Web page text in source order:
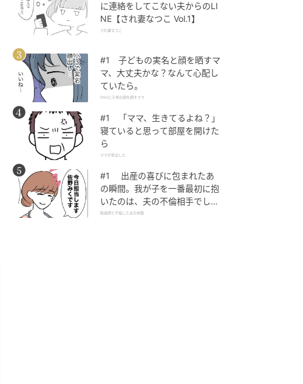
に連絡をしてこない夫からのLI
NE【され妻なつこ Vol.1】
され妻なつこ
#1 子どもの実名と顔を晒すマ
マ、大丈夫かな？なんて心配し
ていたら。
SNSに子供の顔を晒すママ
#1 「ママ、生きてるよね？」
寝ていると思って部屋を開けた
ら
ママが家出した
#1 出産の喜びに包まれたあ
の瞬間。我が子を一番最初に抱
いたのは、夫の不倫相手でし
た。
助産師と不倫した夫の末路